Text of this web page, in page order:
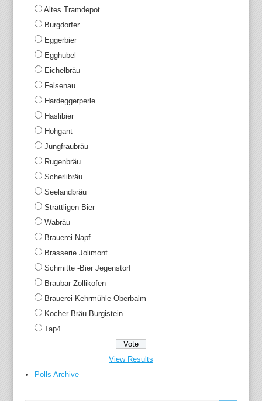
Altes Tramdepot
Burgdorfer
Eggerbier
Egghubel
Eichelbräu
Felsenau
Hardeggerperle
Haslibier
Hohgant
Jungfraubräu
Rugenbräu
Scherlibräu
Seelandbräu
Strättligen Bier
Wabräu
Brauerei Napf
Brasserie Jolimont
Schmitte -Bier Jegenstorf
Braubar Zollikofen
Brauerei Kehrmühle Oberbalm
Kocher Bräu Burgistein
Tap4
View Results
Polls Archive